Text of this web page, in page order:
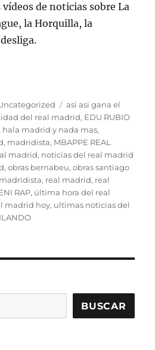
de noticias sobre La
la Horquilla, la
Etiquetas
asi asi gana el
del real madrid, EDU RUBIO
hala madrid y nada mas,
, madridista, MBAPPE REAL
madrid, noticias del real madrid
,obras bernabeu,obras santiago
, real madrid, real
RAP, última hora del real
madrid hoy, ultimas noticias del
BUSCAR